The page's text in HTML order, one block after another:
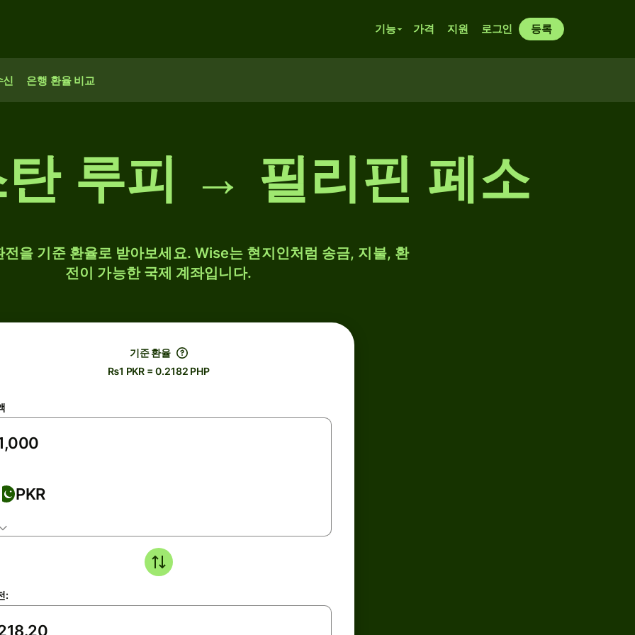
기능 가격 지원 로그인 등록
신 은행 환율 비교
루피 → 필리핀 페소
을 기준 환율로 받아보세요. Wise는 현지인처럼 송금, 지불, 환
전이 가능한 국제 계좌입니다.
기준 환율
₨1 PKR = 0.2182 PHP
PKR
: